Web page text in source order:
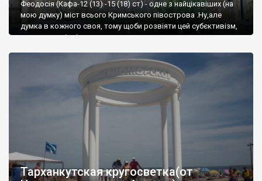
Феодосія (Кафа-12 (13) -15 (18) ст) - одне з найцікавіших (на
мою думку) міст всього Кримського півострова .Ну,але
думка в кожного своя, тому щоби розвіяти цей субєктивізм,
запрошую відвідати це
Тарханкутская кругосветка(от